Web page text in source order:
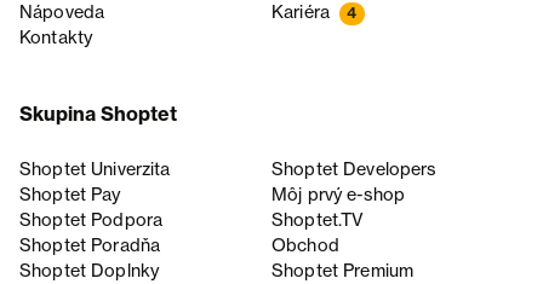
Nápoveda
Kariéra 4
Kontakty
Skupina Shoptet
Shoptet Univerzita
Shoptet Developers
Shoptet Pay
Môj prvý e-shop
Shoptet Podpora
Shoptet.TV
Shoptet Poradňa
Obchod
Shoptet Doplnky
Shoptet Premium